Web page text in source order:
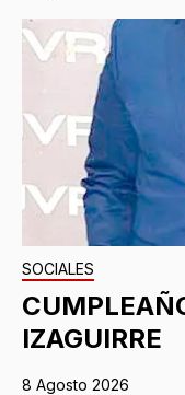
SOCIALES
IZAGUIRRE
8 Agosto 2026